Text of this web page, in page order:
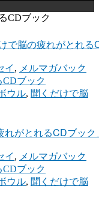
CDブック
で脳の疲れがとれる
イ , メルマガバック
ブック
ウル, 聞くだけで脳
がとれるCDブック
イ , メルマガバック
ブック
ウル, 聞くだけで脳